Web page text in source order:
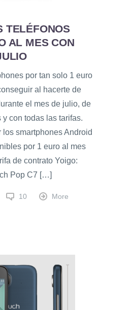
TELÉFONOS
AL MES CON
por tan solo 1 euro
al hacerte de
el mes de julio, de
con todas las tarifas.
los smartphones Android
por 1 euro al mes
de contrato Yoigo:
Pop C7 […]
10 More